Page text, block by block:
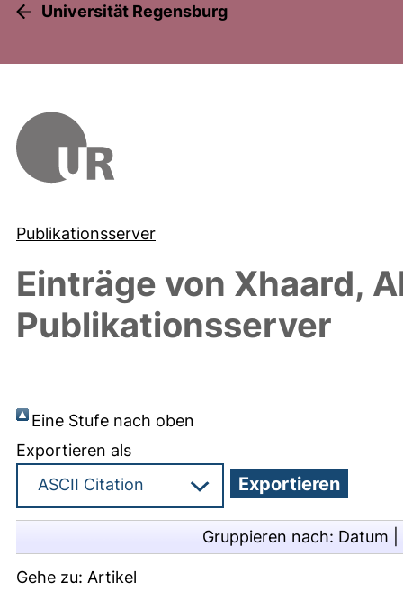
Universität Regensburg
Publikationsserver
Einträge von Xhaard,
Publikationsserver
Eine Stufe nach oben
Exportieren als
Gruppieren nach: Datum
Gehe zu: Artikel